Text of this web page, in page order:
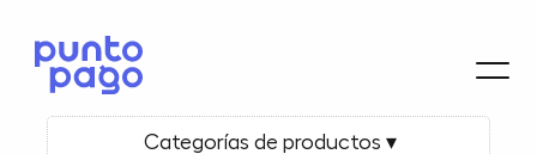
Categorías de productos ▾